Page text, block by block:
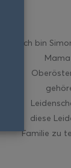
ich bin
diese
Familie zu